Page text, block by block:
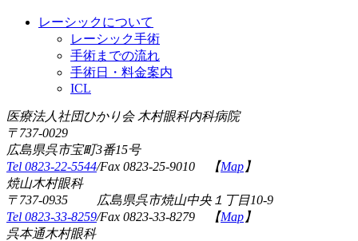
レーシックについて
レーシック手術
手術までの流れ
手術日・料金案内
ICL
医療法人社団ひかり会 木村眼科内科病院
〒737-0029
広島県呉市宝町3番15号
Tel 0823-22-5544/Fax 0823-25-9010 【Map 】
焼山木村眼科
〒737-0935 広島県呉市焼山中央１丁目10-9
Tel 0823-33-8259/Fax 0823-33-8279 【Map 】
呉本通木村眼科